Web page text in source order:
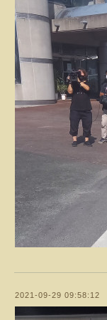
2021-09-29 09:58:12